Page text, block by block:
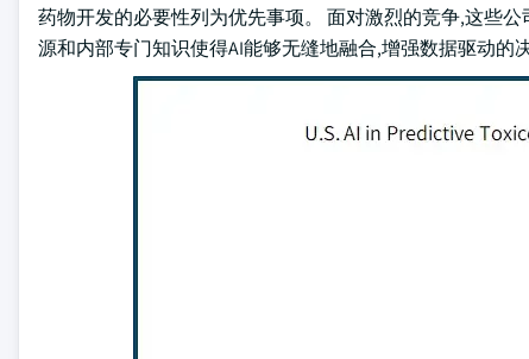
药物开发的必要性列为优先事项。 面对激烈的竞争,这些
源和内部专门知识使得AI能够无缝地融合,增强数据驱动